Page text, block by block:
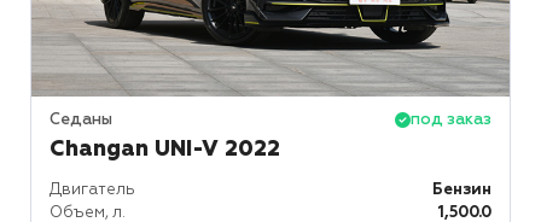
Седаны под заказ
Changan UNI-V 2022
Двигатель
Бензин
Объем, л.
1,500.0